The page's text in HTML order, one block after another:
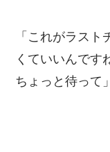
「これがラス
くていいんです
ちょっと待って